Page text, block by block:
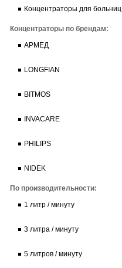
Концентраторы для больниц
Концентраторы по брендам:
АРМЕД
LONGFIAN
BITMOS
INVACARE
PHILIPS
NIDEK
По производительности:
1 литр / минуту
3 литра / минуту
5 литров / минуту